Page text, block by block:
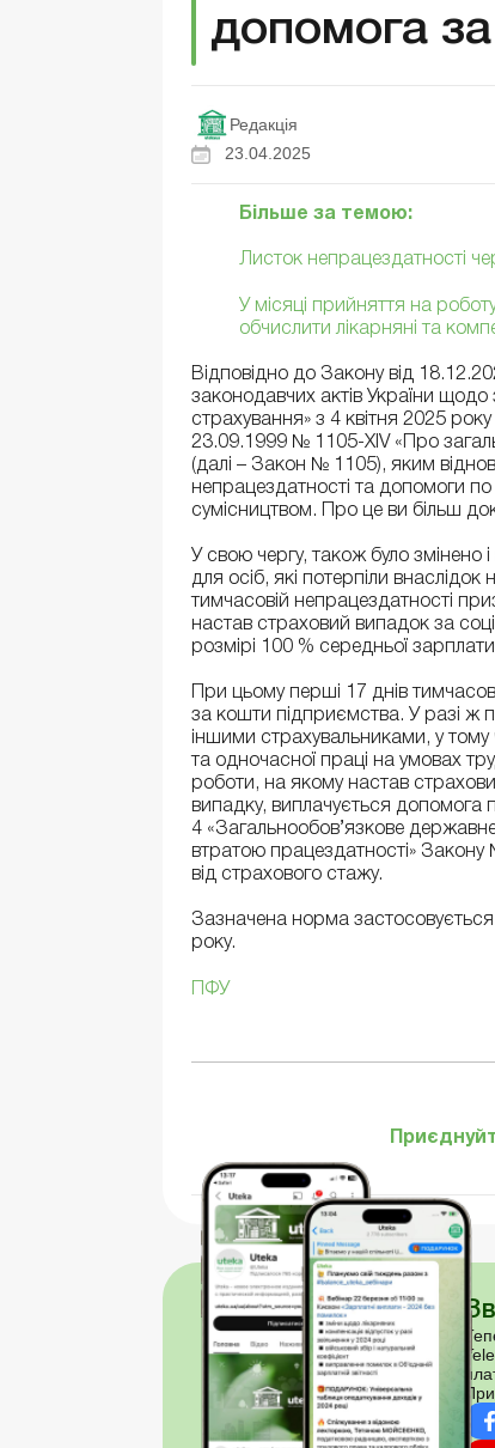
допомога
Редакція
23.04.2025
Більше за темою:
Листок непрацездатності
У місяці прийняття на
обчислити лікарняні та
Відповідно до Закону від
законодавчих актів України
страхування» з 4 квітня 2025
23.09.1999 № 1105-XIV «Про
(далі – Закон № 1105), яким
непрацездатності та допомоги по
сумісництвом. Про це ви більш
У свою чергу, також було змінено
для осіб, які потерпіли
тимчасовій непрацездатності
настав страховий випадок за
розмірі 100 % середньої
При цьому перші 17 днів
за кошти підприємства. У разі ж
іншими страхувальниками, у тому
та одночасної праці на умовах
роботи, на якому настав
випадку, виплачується допомога
4 «Загальнообов’язкове
втратою працездатності»
від страхового стажу.
Зазначена норма застосовується
року.
ПФУ